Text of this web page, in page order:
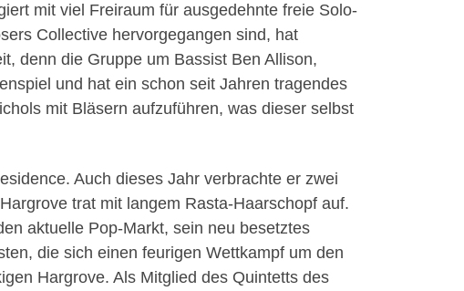
mit viel Freiraum für ausgedehnte freie Solo-
Collective hervorgegangen sind, hat
denn die Gruppe um Bassist Ben Allison,
und hat ein schon seit Jahren tragendes
mit Bläsern aufzuführen, was dieser selbst
Auch dieses Jahr verbrachte er zwei
trat mit langem Rasta-Haarschopf auf.
aktuelle Pop-Markt, sein neu besetztes
die sich einen feurigen Wettkampf um den
Hargrove. Als Mitglied des Quintetts des